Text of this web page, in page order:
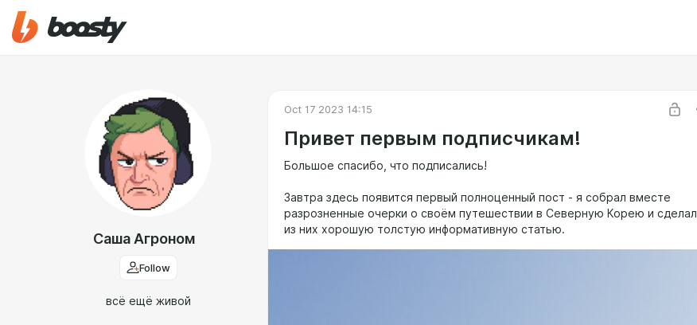
Саша Агроном
Follow
всё ещё живой
Oct 17 2023 14:15
Привет первым подписчикам!
Большое спасибо, что подписались!
Завтра здесь появится первый полноценный пост - я собрал вместе
разрозненные очерки о своём путешествии в Северную Корею и сделал
из них хорошую толстую информативную статью.